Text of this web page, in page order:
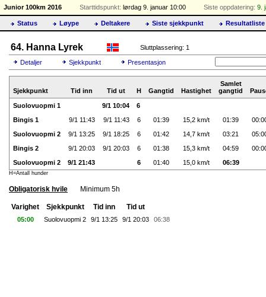
Junior 100km 2016 Starttidspunkt: lørdag 9. januar 10:00 Siste oppdatering: 9.
Status Løype Deltakere Siste sjekkpunkt Resultatliste
64. Hanna Lyrek Sluttplassering: 1
Detaljer Sjekkpunkt Presentasjon
Sjekkpunkt Tid inn Tid ut H Gangtid Hastighet
Samlet
gangtid
Suolovuopmi 1 9/1 10:04
6
Bingis 1
9/1 11:43 9/1 11:43 6 01:39 15,2 km/t 01:39
Suolovuopmi 2
9/1 13:25 9/1 18:25 6 01:42 14,7 km/t 03:21
Bingis 2
9/1 20:03 9/1 20:03 6 01:38 15,3 km/t 04:59
Suolovuopmi 2
9/1 21:43 6 01:40 15,0 km/t 06:39
H=Antall hunder
Obligatorisk hvile Minimum 5h
Varighet Sjekkpunkt Tid inn Tid ut
05:00 Suolovuopmi 2 9/1 13:25 9/1 20:03 06:38